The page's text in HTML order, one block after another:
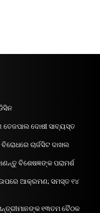
ତେଜପାଲ ଦୋଷୀ ସାବ୍ୟସ୍ତ
ଚାର୍ଜସିଟ ଦାଖଲ
ବିଶେଷଜ୍ଞଙ୍କ ପରାମର୍ଶ
ଉପରେ ଆକ୍ରମଣ; ସମସ୍ତ ୧୪
୧୩ତମ ବୈଠକ